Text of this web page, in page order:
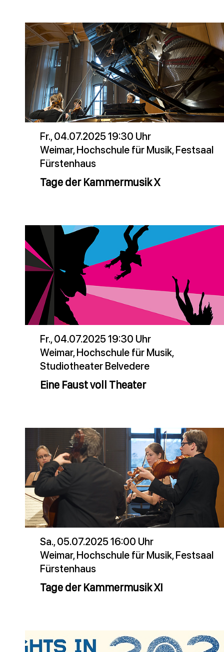
Fr., 04.07.2025 19:30 Uhr
Weimar, Hochschule für Musik, Festsaal
Fürstenhaus
Tage der Kammermusik X
Fr., 04.07.2025 19:30 Uhr
Weimar, Hochschule für Musik,
Studiotheater Belvedere
Eine Faust voll Theater
Sa., 05.07.2025 16:00 Uhr
Weimar, Hochschule für Musik, Festsaal
Fürstenhaus
Tage der Kammermusik XI